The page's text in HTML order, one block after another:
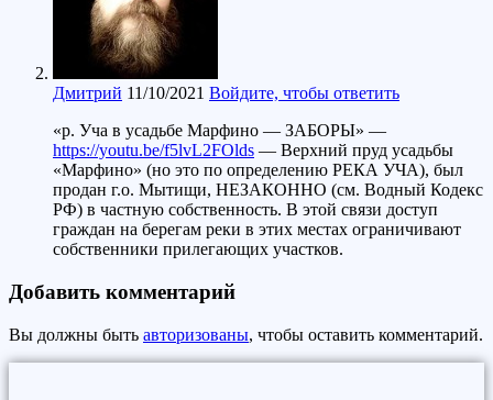
Дмитрий 11/10/2021 Войдите, чтобы ответить
«р. Уча в усадьбе Марфино — ЗАБОРЫ» —
https://youtu.be/f5lvL2FOlds — Верхний пруд усадьбы
«Марфино» (но это по определению РЕКА УЧА), был
продан г.о. Мытищи, НЕЗАКОННО (см. Водный Кодекс
РФ) в частную собственность. В этой связи доступ
граждан на берегам реки в этих местах ограничивают
собственники прилегающих участков.
Добавить комментарий
Вы должны быть авторизованы, чтобы оставить комментарий.